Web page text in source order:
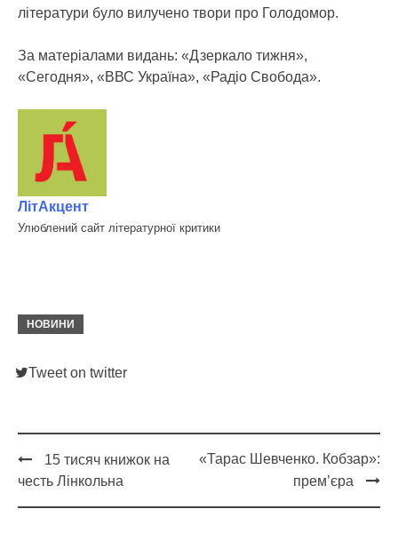
літератури було вилучено твори про Голодомор.
За матеріалами видань: «Дзеркало тижня»,
«Сегодня», «ВВС Україна», «Радіо Свобода».
ЛітАкцент
Улюблений сайт літературної критики
НОВИНИ
Tweet on twitter
Post
navigation
15 тисяч книжок на
честь Лінкольна
«Тарас Шевченко. Кобзар»:
прем’єра